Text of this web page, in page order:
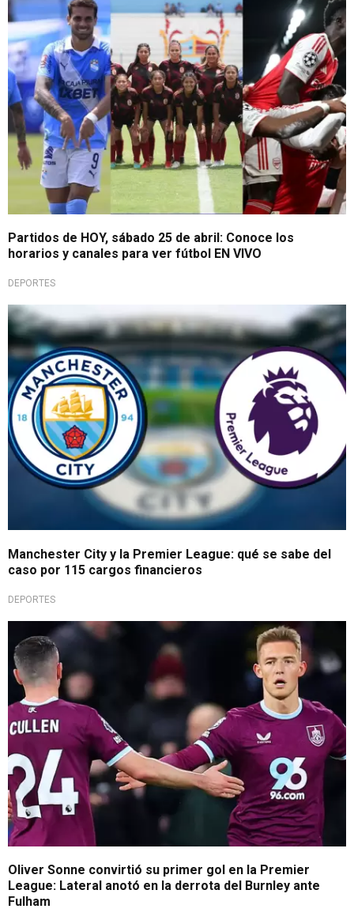
Partidos de HOY, sábado 25 de abril: Conoce los
horarios y canales para ver fútbol EN VIVO
DEPORTES
Proceso en curso
Manchester City y la Premier League: qué se sabe del
caso por 115 cargos financieros
DEPORTES
Volvió con todo
Oliver Sonne convirtió su primer gol en la Premier
League: Lateral anotó en la derrota del Burnley ante
Fulham